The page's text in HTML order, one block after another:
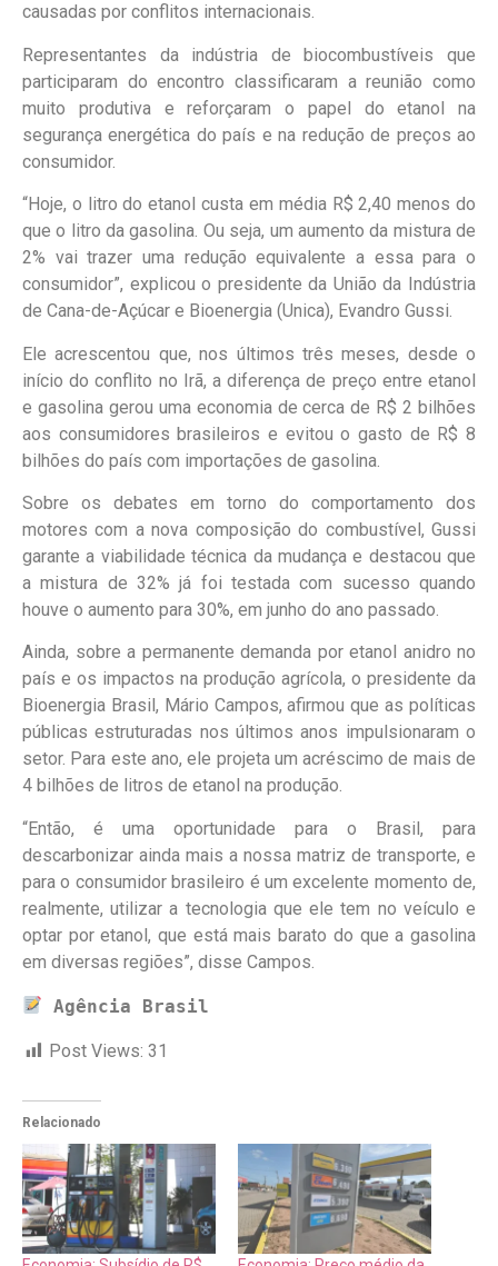
causadas por conflitos internacionais.
Representantes da indústria de biocombustíveis que
participaram do encontro classificaram a reunião como
muito produtiva e reforçaram o papel do etanol na
segurança energética do país e na redução de preços ao
consumidor.
“Hoje, o litro do etanol custa em média R$ 2,40 menos do
que o litro da gasolina. Ou seja, um aumento da mistura de
2% vai trazer uma redução equivalente a essa para o
consumidor”, explicou o presidente da União da Indústria
de Cana-de-Açúcar e Bioenergia (Unica), Evandro Gussi.
Ele acrescentou que, nos últimos três meses, desde o
início do conflito no Irã, a diferença de preço entre etanol
e gasolina gerou uma economia de cerca de R$ 2 bilhões
aos consumidores brasileiros e evitou o gasto de R$ 8
bilhões do país com importações de gasolina.
Sobre os debates em torno do comportamento dos
motores com a nova composição do combustível, Gussi
garante a viabilidade técnica da mudança e destacou que
a mistura de 32% já foi testada com sucesso quando
houve o aumento para 30%, em junho do ano passado.
Ainda, sobre a permanente demanda por etanol anidro no
país e os impactos na produção agrícola, o presidente da
Bioenergia Brasil, Mário Campos, afirmou que as políticas
públicas estruturadas nos últimos anos impulsionaram o
setor. Para este ano, ele projeta um acréscimo de mais de
4 bilhões de litros de etanol na produção.
“Então, é uma oportunidade para o Brasil, para
descarbonizar ainda mais a nossa matriz de transporte, e
para o consumidor brasileiro é um excelente momento de,
realmente, utilizar a tecnologia que ele tem no veículo e
optar por etanol, que está mais barato do que a gasolina
em diversas regiões”, disse Campos.
Agência Brasil
Post Views: 31
Relacionado